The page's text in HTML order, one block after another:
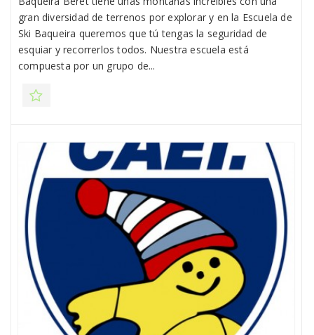
gran diversidad de terrenos por explorar y en la Escuela de
Ski Baqueira queremos que tú tengas la seguridad de
esquiar y recorrerlos todos. Nuestra escuela está
compuesta por un grupo de...